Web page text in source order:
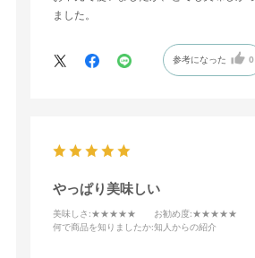
ました。
参考になった 0
やっぱり美味しい
美味しさ :★★★★★ お勧め度:★★★★★
何で商品を知りましたか:知人からの紹介